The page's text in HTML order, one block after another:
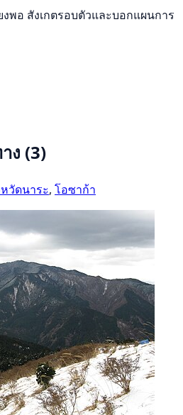
พอ สังเกตรอบตัวและบอกแผนการ
ง (3)
วัดนาระ, โอซาก้า